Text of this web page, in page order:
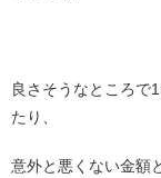
良さそうなところで
たり、
意外と悪くない金額